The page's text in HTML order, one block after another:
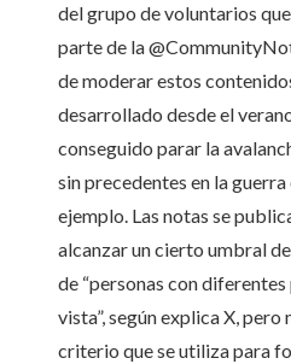
del grupo de voluntarios
parte de la
de moderar estos
desarrollado desde el
conseguido parar la
sin precedentes en la guerra
ejemplo. Las notas se
alcanzar un cierto umbral
de “personas con
vista”, según explica X, pero
criterio que se utiliza para